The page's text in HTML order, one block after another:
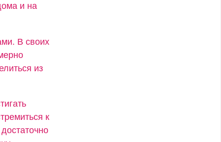
и на
В своих
из
к